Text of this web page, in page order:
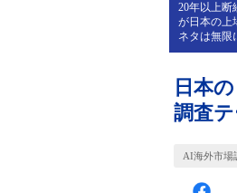
20年以上
が日本の上
ネタは無限
日本
調査
AI海外市場